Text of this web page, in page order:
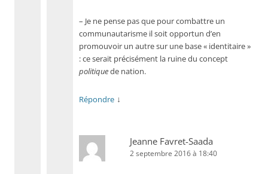
– Je ne pense pas que pour combattre un
communautarisme il soit opportun d’en
promouvoir un autre sur une base « identitaire »
: ce serait précisément la ruine du concept
politiquede nation.
Répondre ↓
Jeanne Favret-Saada
2 septembre 2016 à 18:40